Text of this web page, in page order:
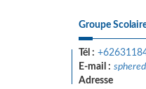
Groupe
Tél :
E-mail :
Adresse